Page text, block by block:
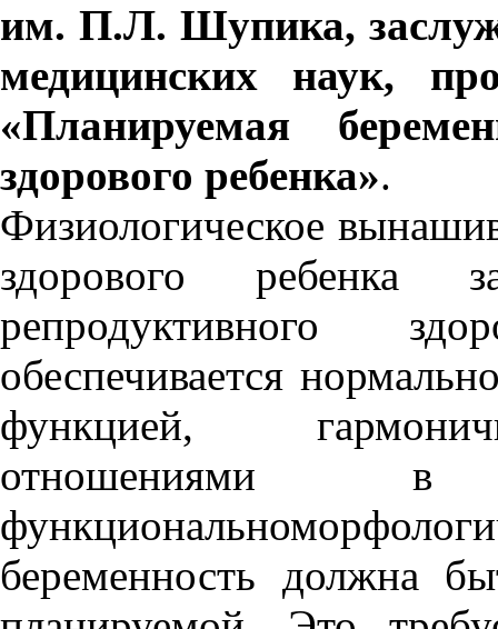
им. П.Л. Шупика,
медицинских
наук,
«Планируемая
здорового ребенка».
Физиологическое
здорового ребенка
репродуктивного
обеспечивается
функцией,
отношениями в
беременность должна